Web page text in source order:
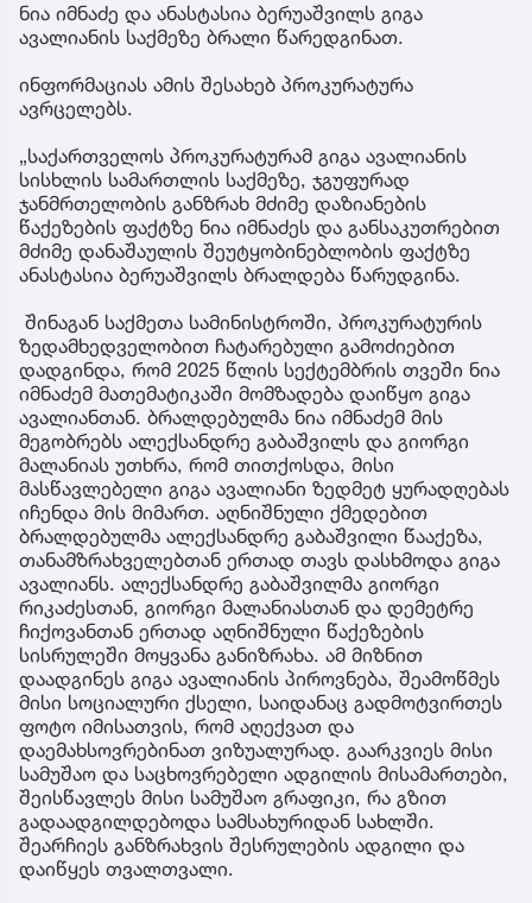
ნია იმნაძე და ანასტასია ბერუაშვილს გიგა
ავალიანის საქმეზე ბრალი წარედგინათ.
ინფორმაციას ამის შესახებ პროკურატურა
ავრცელებს.
„საქართველოს პროკურატურამ გიგა ავალიანის
სისხლის სამართლის საქმეზე, ჯგუფურად
ჯანმრთელობის განზრახ მძიმე დაზიანების
წაქეზების ფაქტზე ნია იმნაძეს და განსაკუთრებით
მძიმე დანაშაულის შეუტყობინებლობის ფაქტზე
ანასტასია ბერუაშვილს ბრალდება წარუდგინა.
შინაგან საქმეთა სამინისტროში, პროკურატურის
ზედამხედველობით ჩატარებული გამოძიებით
დადგინდა, რომ 2025 წლის სექტემბრის თვეში ნია
იმნაძემ მათემატიკაში მომზადება დაიწყო გიგა
ავალიანთან. ბრალდებულმა ნია იმნაძემ მის
მეგობრებს ალექსანდრე გაბაშვილს და გიორგი
მალანიას უთხრა, რომ თითქოსდა, მისი
მასწავლებელი გიგა ავალიანი ზედმეტ ყურადღებას
იჩენდა მის მიმართ. აღნიშნული ქმედებით
ბრალდებულმა ალექსანდრე გაბაშვილი წააქეზა,
თანამზრახველებთან ერთად თავს დასხმოდა გიგა
ავალიანს. ალექსანდრე გაბაშვილმა გიორგი
რიკაძესთან, გიორგი მალანიასთან და დემეტრე
ჩიქოვანთან ერთად აღნიშნული წაქეზების
სისრულეში მოყვანა განიზრახა. ამ მიზნით
დაადგინეს გიგა ავალიანის პიროვნება, შეამოწმეს
მისი სოციალური ქსელი, საიდანაც გადმოტვირთეს
ფოტო იმისათვის, რომ აღექვათ და
დაემახსოვრებინათ ვიზუალურად. გაარკვიეს მისი
სამუშაო და საცხოვრებელი ადგილის მისამართები,
შეისწავლეს მისი სამუშაო გრაფიკი, რა გზით
გადაადგილდებოდა სამსახურიდან სახლში.
შეარჩიეს განზრახვის შესრულების ადგილი და
დაიწყეს თვალთვალი.